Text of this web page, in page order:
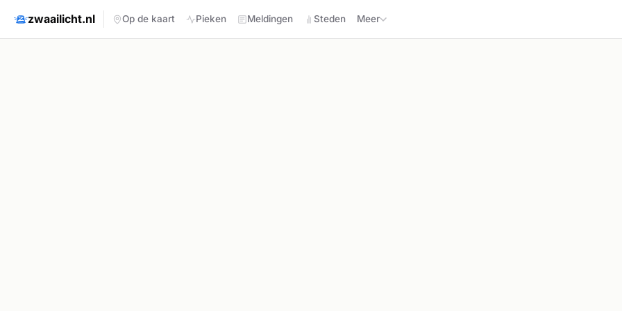
zwaailicht.nl Op de kaart Pieken Meldingen Steden Meer